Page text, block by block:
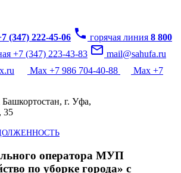
(347) 222-45-06 phone горячая линия 8 800
+7 (347) 223-43-83 mail_outline mail@sahufa.ru
Max +7 986 704-40-88
Max +7
г. Уфа,
35
оператора МУП
по уборке города» с